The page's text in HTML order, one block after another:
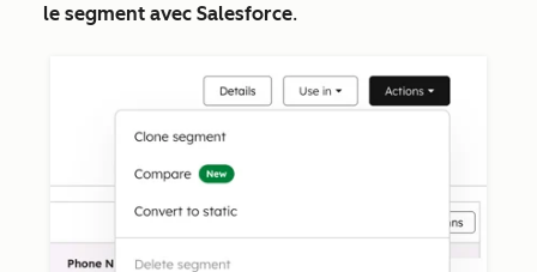
le segment avec Salesforce.